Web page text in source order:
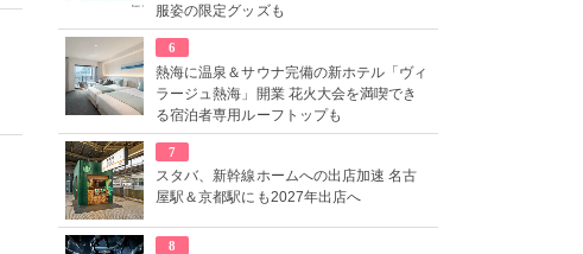
服姿の限定グッズも
6
熱海に温泉＆サウナ完備の新ホテル「ヴィ
ラージュ熱海」開業 花火大会を満喫でき
る宿泊者専用ルーフトップも
7
スタバ、新幹線ホームへの出店加速 名古
屋駅＆京都駅にも2027年出店へ
8